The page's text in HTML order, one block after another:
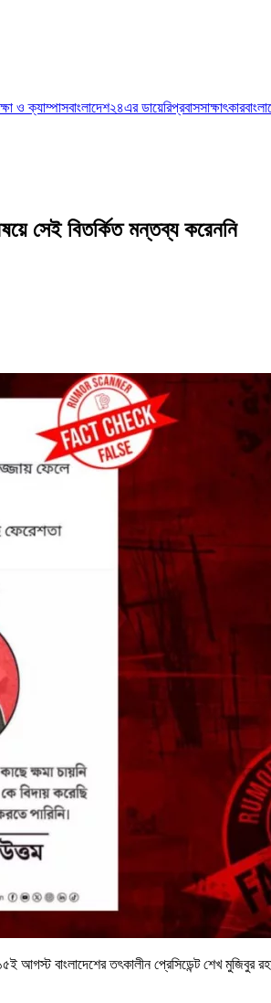
ও ক্যাম্পাসবাংলাদেশ২৪এর ডায়েরিপ্রবাসসাক্ষাৎকার
সেই বিতর্কিত মন্তব্য করেননি
বাংলাদেশের তৎকালীন প্রেসিডেন্ট শেখ মুজিবুর